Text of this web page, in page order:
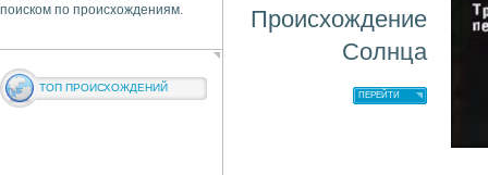
поиском по происхождениям.
ТОП ПРОИСХОЖДЕНИЙ
Происхождение
Солнца
ПЕРЕЙТИ